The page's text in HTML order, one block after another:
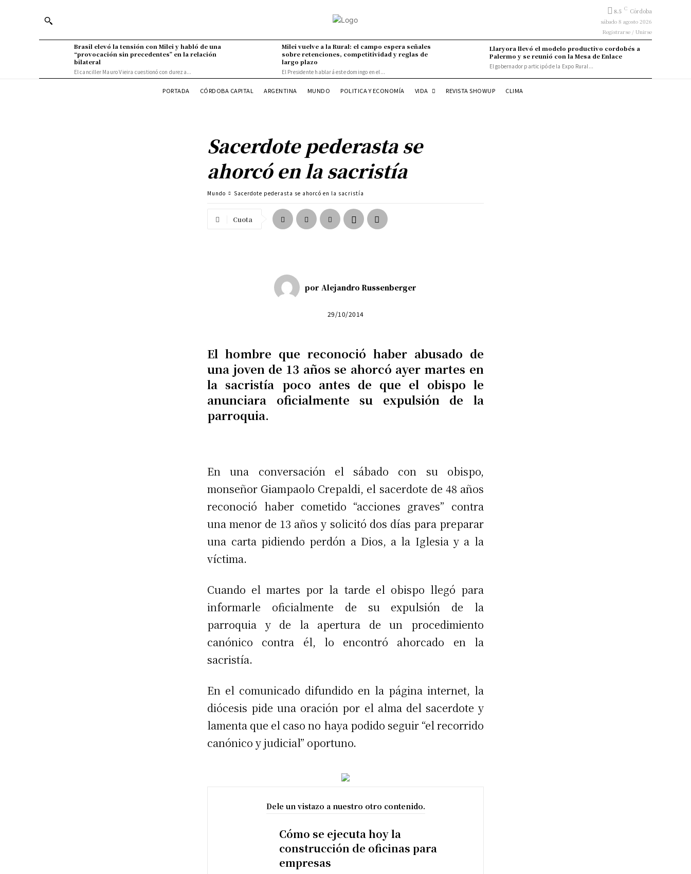
8.5 C Córdoba
sábado 8 agosto 2026
Registrarse / Unirse
Brasil elevó la tensión con Milei y habló de una
“provocación sin precedentes” en la relación
bilateral
El canciller Mauro Vieira cuestionó con dureza...
Milei vuelve a la Rural: el campo espera señales
sobre retenciones, competitividad y reglas de
largo plazo
El Presidente hablará este domingo en el...
Llaryora llevó el modelo productivo cordobés a
Palermo y se reunió con la Mesa de Enlace
El gobernador participó de la Expo Rural...
PORTADA CÓRDOBA CAPITAL ARGENTINA MUNDO POLITICA Y ECONOMÍA VIDA REVISTA SHOWUP CLIMA
Sacerdote pederasta se
ahorcó en la sacristía
Mundo Sacerdote pederasta se ahorcó en la sacristía
Cuota
por Alejandro Russenberger
29/10/2014
El hombre que reconoció haber abusado de
una joven de 13 años se ahorcó ayer martes en
la sacristía poco antes de que el obispo le
anunciara oficialmente su expulsión de la
parroquia.
En una conversación el sábado con su obispo,
monseñor Giampaolo Crepaldi, el sacerdote de 48 años
reconoció haber cometido “acciones graves” contra
una menor de 13 años y solicitó dos días para preparar
una carta pidiendo perdón a Dios, a la Iglesia y a la
víctima.
Cuando el martes por la tarde el obispo llegó para
informarle oficialmente de su expulsión de la
parroquia y de la apertura de un procedimiento
canónico contra él, lo encontró ahorcado en la
sacristía.
En el comunicado difundido en la página internet, la
diócesis pide una oración por el alma del sacerdote y
lamenta que el caso no haya podido seguir “el recorrido
canónico y judicial” oportuno.
Dele un vistazo a nuestro otro contenido.
Cómo se ejecuta hoy la
construcción de oficinas para
empresas